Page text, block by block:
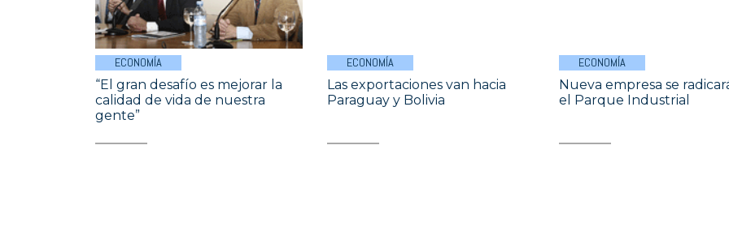
ECONOMÍA
“El gran desafío es mejorar la
calidad de vida de nuestra
gente”
ECONOMÍA
Las exportaciones van hacia
Paraguay y Bolivia
ECONOMÍA
Nueva empresa se
el Parque Industrial